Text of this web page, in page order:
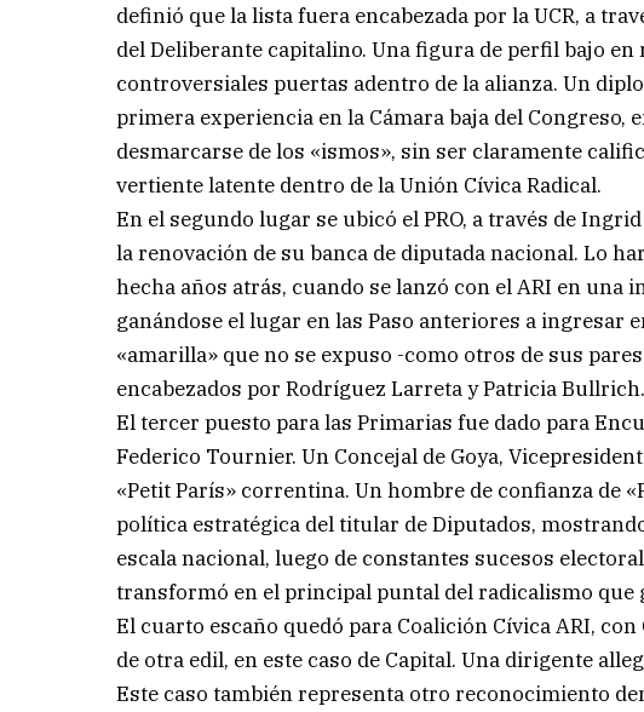
definió que la lista fuera encabezada por la UCR, a
del Deliberante capitalino. Una figura de perfil bajo
controversiales puertas adentro de la alianza. Un
primera experiencia en la Cámara baja del
desmarcarse de los «ismos», sin ser claramente
vertiente latente dentro de la Unión Cívica Radical.
En el segundo lugar se ubicó el PRO, a través de
la renovación de su banca de diputada nacional. Lo
hecha años atrás, cuando se lanzó con el ARI en
ganándose el lugar en las Paso anteriores a ingresar
«amarilla» que no se expuso -como otros de sus
encabezados por Rodríguez Larreta y Patricia Bullrich.
El tercer puesto para las Primarias fue dado para
Federico Tournier. Un Concejal de Goya,
«Petit París» correntina. Un hombre de confianza de
política estratégica del titular de Diputados,
escala nacional, luego de constantes sucesos
transformó en el principal puntal del radicalismo que
El cuarto escaño quedó para Coalición Cívica ARI,
de otra edil, en este caso de Capital. Una dirigente
Este caso también representa otro reconocimiento